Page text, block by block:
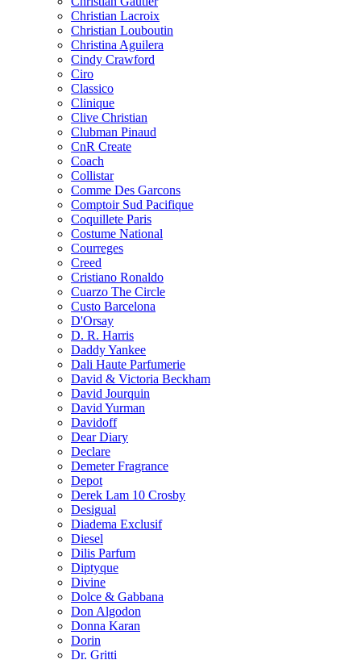
Christian Lacroix
Christian Louboutin
Christina Aguilera
Cindy Crawford
Ciro
Classico
Clinique
Clive Christian
Clubman Pinaud
CnR Create
Coach
Collistar
Comme Des Garcons
Comptoir Sud Pacifique
Coquillete Paris
Costume National
Courreges
Creed
Cristiano Ronaldo
Cuarzo The Circle
Custo Barcelona
D'Orsay
D. R. Harris
Daddy Yankee
Dali Haute Parfumerie
David & Victoria Beckham
David Jourquin
David Yurman
Davidoff
Dear Diary
Declare
Demeter Fragrance
Depot
Derek Lam 10 Crosby
Desigual
Diadema Exclusif
Diesel
Dilis Parfum
Diptyque
Divine
Dolce & Gabbana
Don Algodon
Donna Karan
Dorin
Dr. Gritti